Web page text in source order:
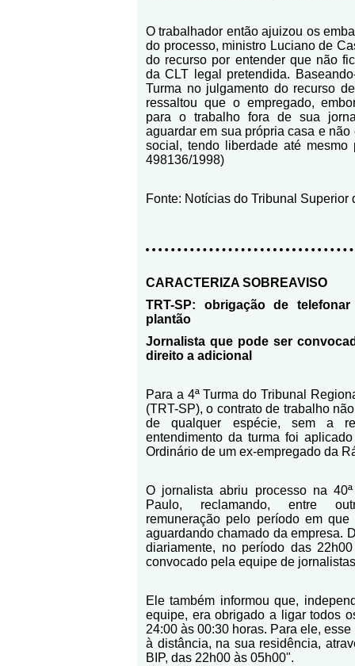
O trabalhador então ajuizou os
do processo, ministro Luciano de
do recurso por entender que não
da CLT legal pretendida.
Turma no julgamento do recurso
ressaltou que o empregado,
para o trabalho fora de sua
aguardar em sua própria casa e
social, tendo liberdade até
498136/1998)
Fonte: Notícias do Tribunal Superior
CARACTERIZA SOBREAVISO
TRT-SP: obrigação de
plantão
Jornalista que pode ser
direito a adicional
Para a 4ª Turma do Tribunal
(TRT-SP), o contrato de trabalho
de qualquer espécie, sem a
entendimento da turma foi
Ordinário de um ex-empregado da
O jornalista abriu processo na
Paulo, reclamando, entre
remuneração pelo período em
aguardando chamado da empresa.
diariamente, no período das
convocado pela equipe de
Ele também informou que,
equipe, era obrigado a ligar todos
24:00 às 00:30 horas. Para ele,
à distância, na sua residência,
BIP, das 22h00 às 05h00".